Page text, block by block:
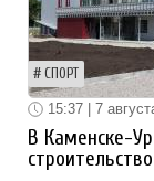
СПОРТ
15:37 | 7
В Каменске-